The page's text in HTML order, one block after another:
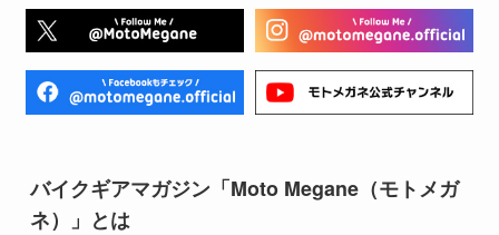
バイクギアマガジン「Moto Megane（モトメガ
ネ）」とは